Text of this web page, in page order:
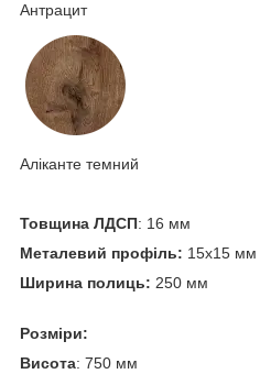
Антрацит
Аліканте темний
Товщина ЛДСП: 16 мм
Металевий профіль: 15х15 мм
Ширина полиць: 250 мм
Розміри:
Висота: 750 мм